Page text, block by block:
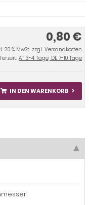
0,80 €
20 % MwSt. zzgl. Versandkosten
AT 3-4 Tage, DE 7-10 Tage
IN DEN WARENKORB